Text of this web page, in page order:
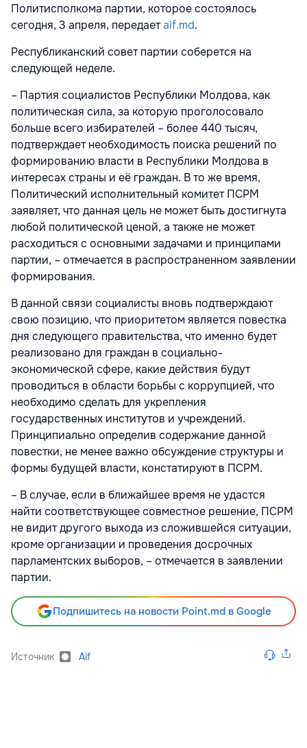
Политисполкома партии, которое состоялось
сегодня, 3 апреля, передаетaif.md.
Республиканский совет партии соберется на
следующей неделе.
– Партия социалистов Республики Молдова, как
политическая сила, за которую проголосовало
больше всего избирателей – более 440 тысяч,
подтверждает необходимость поиска решений по
формированию власти в Республики Молдова в
интересах страны и её граждан. В то же время,
Политический исполнительный комитет ПСРМ
заявляет, что данная цель не может быть достигнута
любой политической ценой, а также не может
расходиться с основными задачами и принципами
партии, – отмечается в распространенном заявлении
формирования.
В данной связи социалисты вновь подтверждают
свою позицию, что приоритетом является повестка
дня следующего правительства, что именно будет
реализовано для граждан в социально-
экономической сфере, какие действия будут
проводиться в области борьбы с коррупцией, что
необходимо сделать для укрепления
государственных институтов и учреждений.
Принципиально определив содержание данной
повестки, не менее важно обсуждение структуры и
формы будущей власти, констатируют в ПСРМ.
– В случае, если в ближайшее время не удастся
найти соответствующее совместное решение, ПСРМ
не видит другого выхода из сложившейся ситуации,
кроме организации и проведения досрочных
парламентских выборов, – отмечается в заявлении
партии.
Подпишитесь на новости Point.md в Google
Источник Aif